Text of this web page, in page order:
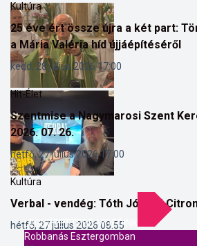
Kultúra
25 éve ért össze újra a két part:
a Mária Valéria híd újjáépítéséről
kedd, 28 július 2026 17:00
Hit-Élet
Szentmise a Nagymarosi Szent
2026. 07. 26.
hétfő, 27 július 2026 17:00
Kultúra
Verbal - vendég: Tóth József
hétfő, 27 július 2026 08:55
LEGNÉZETTEBB VIDEÓINK
Robbanás Esztergomban